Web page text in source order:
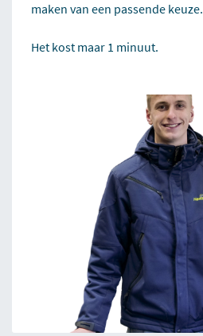
maken van een passende keuze.
Het kost maar 1 minuut.